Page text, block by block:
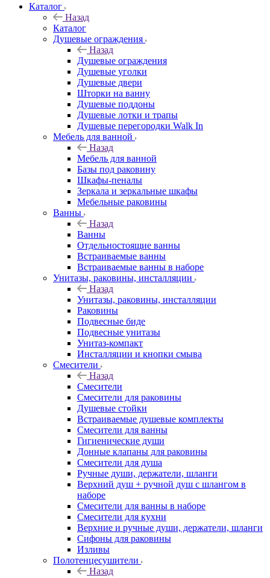
Каталог
Назад
Каталог
Душевые ограждения
Назад
Душевые ограждения
Душевые уголки
Душевые двери
Шторки на ванну
Душевые поддоны
Душевые лотки и трапы
Душевые перегородки Walk In
Мебель для ванной
Назад
Мебель для ванной
Базы под раковину
Шкафы-пеналы
Зеркала и зеркальные шкафы
Мебельные раковины
Ванны
Назад
Ванны
Отдельностоящие ванны
Встраиваемые ванны
Встраиваемые ванны в наборе
Унитазы, раковины, инсталляции
Назад
Унитазы, раковины, инсталляции
Раковины
Подвесные биде
Подвесные унитазы
Унитаз-компакт
Инсталляции и кнопки смыва
Смесители
Назад
Смесители
Смесители для раковины
Душевые стойки
Встраиваемые душевые комплекты
Смесители для ванны
Гигиенические души
Донные клапаны для раковины
Смесители для душа
Ручные души, держатели, шланги
Верхний душ + ручной душ с шлангом в
наборе
Смесители для ванны в наборе
Смесители для кухни
Верхние и ручные души, держатели, шланги
Сифоны для раковины
Изливы
Полотенцесушители
Назад